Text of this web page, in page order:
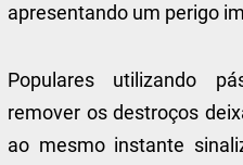
apresentando um perigo
Populares utilizando
remover os destroços
ao mesmo instante